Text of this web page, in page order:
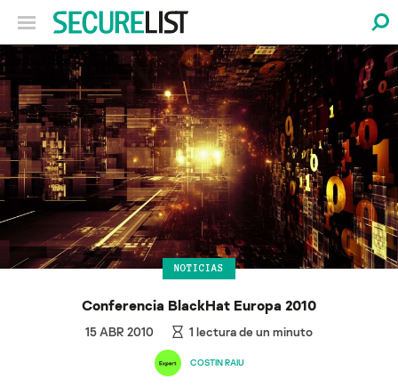
NOTICIAS
Conferencia BlackHat Europa 2010
15 ABR 2010 1 lectura de un minuto
COSTIN RAIU